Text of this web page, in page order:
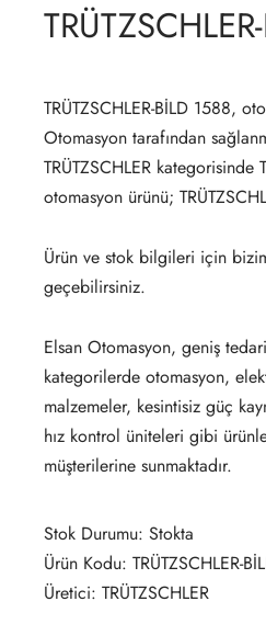
TRÜTZSCHLER-BİLD 1588,
Otomasyon tarafından
TRÜTZSCHLER kategorisinde
otomasyon ürünü;
Ürün ve stok bilgileri için
geçebilirsiniz.
Elsan Otomasyon, geniş
kategorilerde otomasyon,
malzemeler, kesintisiz güç
hız kontrol üniteleri gibi
müşterilerine sunmaktadır.
Stok Durumu: Stokta
Ürün Kodu: TRÜTZSCHLER-
Üretici: TRÜTZSCHLER